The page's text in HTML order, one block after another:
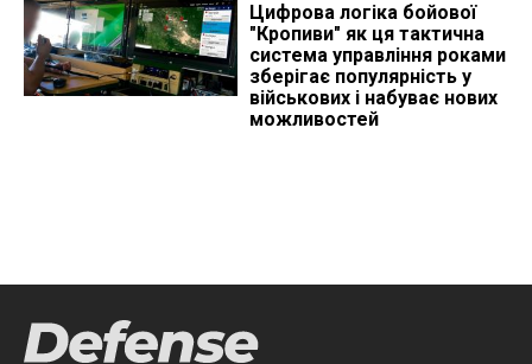
Цифрова логіка бойової
"Кропиви" як ця тактична
система управління роками
зберігає популярність у
військових і набуває нових
можливостей